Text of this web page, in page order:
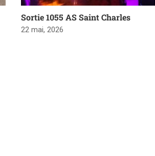
Sortie 1055 AS Saint Charles
22 mai, 2026